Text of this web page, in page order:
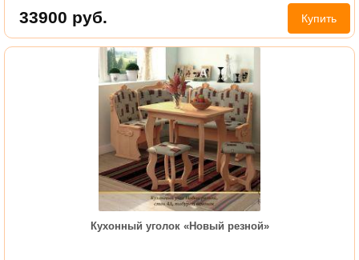
33900 руб. Купить
Кухонный уголок «Новый резной»